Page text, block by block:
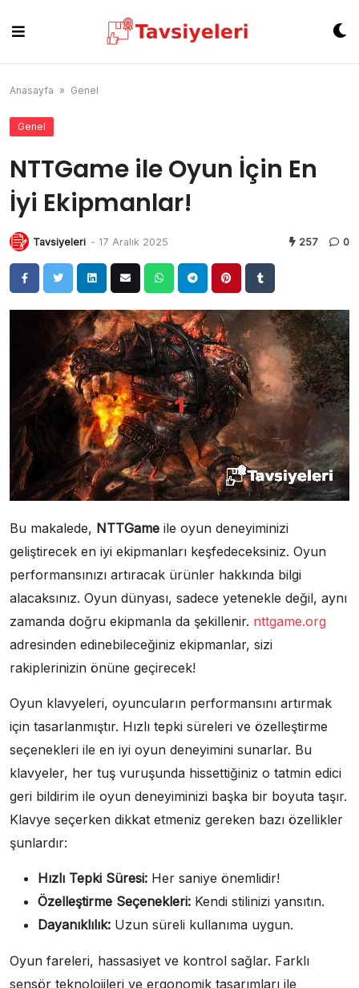
content
Anasayfa » Genel
Genel
NTTGame ile Oyun İçin En
İyi Ekipmanlar!
Tavsiyeleri - 17 Aralık 2025 257 0
Bu makalede, NTTGame ile oyun deneyiminizi
geliştirecek en iyi ekipmanları keşfedeceksiniz. Oyun
performansınızı artıracak ürünler hakkında bilgi
alacaksınız. Oyun dünyası, sadece yetenekle değil, aynı
zamanda doğru ekipmanla da şekillenir. nttgame.org
adresinden edinebileceğiniz ekipmanlar, sizi
rakiplerinizin önüne geçirecek!
Oyun klavyeleri, oyuncuların performansını artırmak
için tasarlanmıştır. Hızlı tepki süreleri ve özelleştirme
seçenekleri ile en iyi oyun deneyimini sunarlar. Bu
klavyeler, her tuş vuruşunda hissettiğiniz o tatmin edici
geri bildirim ile oyun deneyiminizi başka bir boyuta taşır.
Klavye seçerken dikkat etmeniz gereken bazı özellikler
şunlardır:
Hızlı Tepki Süresi: Her saniye önemlidir!
Özelleştirme Seçenekleri: Kendi stilinizi yansıtın.
Dayanıklılık: Uzun süreli kullanıma uygun.
Oyun fareleri, hassasiyet ve kontrol sağlar. Farklı
sensör teknolojileri ve ergonomik tasarımları ile